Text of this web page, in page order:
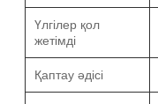
Үлгілер қол
жетімді
Қаптау әдісі